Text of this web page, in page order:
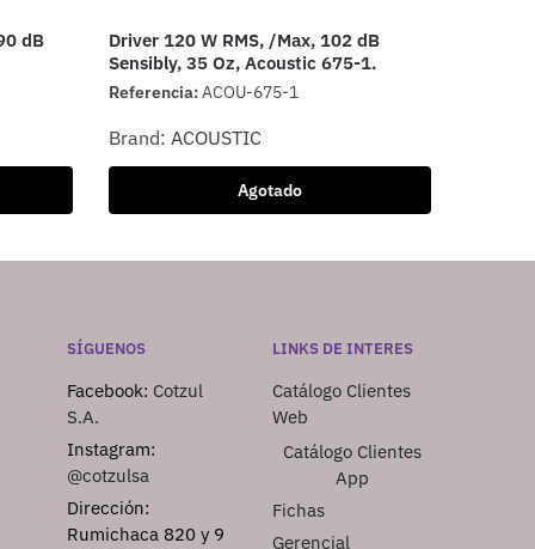
dB
Driver 120 W RMS, /Max, 102 dB
Sensibly, 35 Oz, Acoustic 675-1.
Referencia:ACOU-675-1
Brand: ACOUSTIC
Agotado
SÍGUENOS
Facebook: Cotzul
S.A.
Instagram:
@cotzulsa
Dirección:
Rumichaca 820 y 9
LINKS DE INTERES
Catálogo Clientes
Web
Catálogo Clientes
App
Fichas
Gerencial